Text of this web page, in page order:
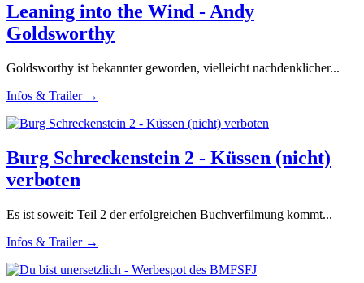
Leaning into the Wind - Andy
Goldsworthy
Goldsworthy ist bekannter geworden, vielleicht nachdenklicher...
Infos & Trailer →
Burg Schreckenstein 2 - Küssen (nicht)
verboten
Es ist soweit: Teil 2 der erfolgreichen Buchverfilmung kommt...
Infos & Trailer →